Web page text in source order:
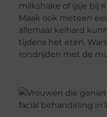
milkshake of ijsje bij
Maak ook meteen
allemaal keihard
tijdens het eten.
rondrijden met de